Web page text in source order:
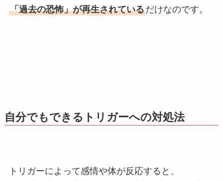
「過去の恐怖」が再生されているだけなのです。
自分でもできるトリガーへの対処法
トリガーによって感情や体が反応すると、